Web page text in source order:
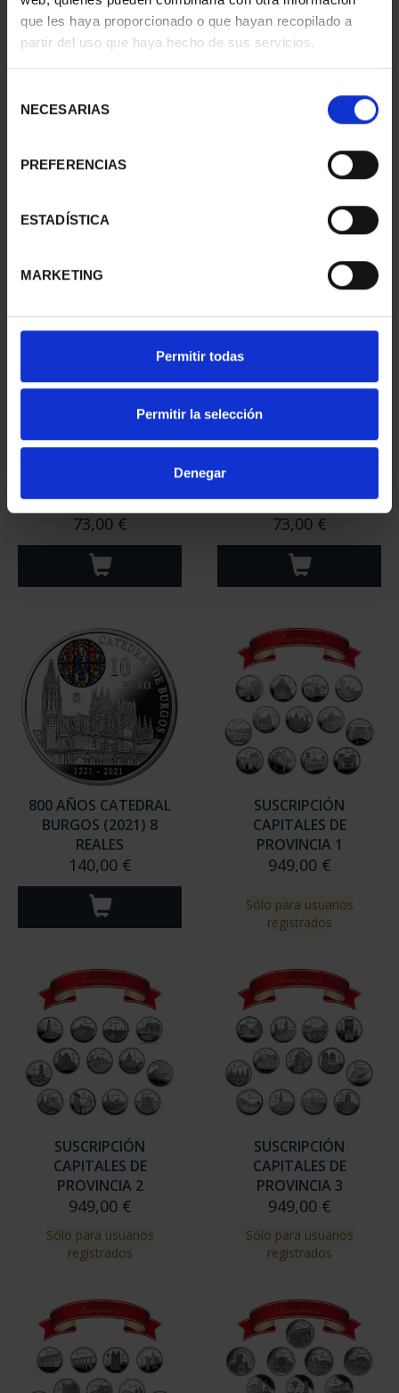
que les haya proporcionado o que hayan recopilado a
partir del uso que haya hecho de sus servicios.
NECESARIAS
PREFERENCIAS
ESTADÍSTICA
MARKETING
Permitir todas
Permitir la selección
Denegar
CAPITALES ESPAÑOLAS
CIUDADES PATRIMONIO
CIUDADES PATRIMONIO
II - SALAMANCA
73,00 €
CIUDADES PATRIMONIO
III - SEGOVIA
73,00 €
800 AÑOS CATEDRAL
BURGOS (2021) 8
REALES
140,00 €
SUSCRIPCIÓN
CAPITALES DE
PROVINCIA 1
949,00 €
Sólo para usuarios
registrados
SUSCRIPCIÓN
CAPITALES DE
PROVINCIA 2
949,00 €
Sólo para usuarios
registrados
SUSCRIPCIÓN
CAPITALES DE
PROVINCIA 3
949,00 €
Sólo para usuarios
registrados